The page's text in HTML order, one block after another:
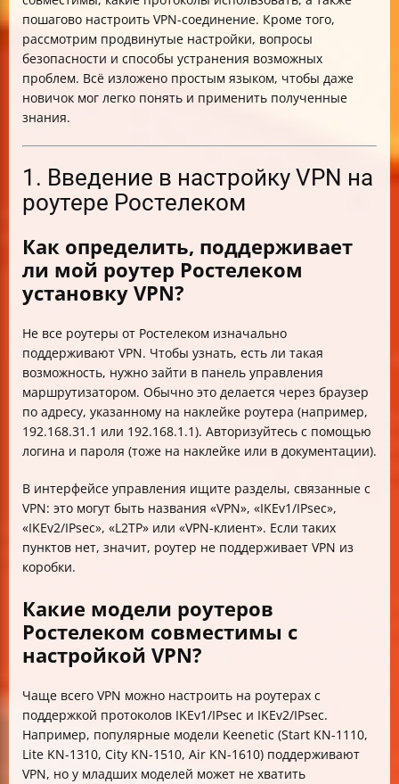
пошагово настроить VPN-соединение. Кроме того,
рассмотрим продвинутые настройки, вопросы
безопасности и способы устранения возможных
проблем. Всё изложено простым языком, чтобы даже
новичок мог легко понять и применить полученные
знания.
1. Введение в настройку VPN на
роутере Ростелеком
Как определить, поддерживает
ли мой роутер Ростелеком
установку VPN?
Не все роутеры от Ростелеком изначально
поддерживают VPN. Чтобы узнать, есть ли такая
возможность, нужно зайти в панель управления
маршрутизатором. Обычно это делается через браузер
по адресу, указанному на наклейке роутера (например,
192.168.31.1 или 192.168.1.1). Авторизуйтесь с помощью
логина и пароля (тоже на наклейке или в документации).
В интерфейсе управления ищите разделы, связанные с
VPN: это могут быть названия «VPN», «IKEv1/IPsec»,
«IKEv2/IPsec», «L2TP» или «VPN-клиент». Если таких
пунктов нет, значит, роутер не поддерживает VPN из
коробки.
Какие модели роутеров
Ростелеком совместимы с
настройкой VPN?
Чаще всего VPN можно настроить на роутерах с
поддержкой протоколов IKEv1/IPsec и IKEv2/IPsec.
Например, популярные модели Keenetic (Start KN-1110,
Lite KN-1310, City KN-1510, Air KN-1610) поддерживают
VPN, но у младших моделей может не хватить